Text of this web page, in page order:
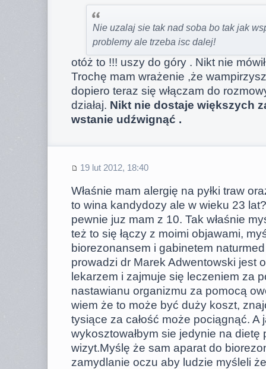
Nie uzalaj sie tak nad soba bo tak jak
problemy ale trzeba isc dalej!
otóż to !!! uszy do góry . Nikt nie
Trochę mam wrażenie ,że
dopiero teraz się włączam do
działaj. Nikt nie dostaje większych
wstanie udźwignąć .
19 lut 2012, 18:40
Właśnie mam alergię na pyłki traw
to wina kandydozy ale w wieku 23
pewnie juz mam z 10. Tak właśnie
też to się łączy z moimi objawami,
biorezonansem i gabinetem
prowadzi dr Marek Adwentowski jest
lekarzem i zajmuje się leczeniem za
nastawianu organizmu za pomocą
wiem że to może być duży koszt,
tysiące za całość może pociągnąć. A
wykosztowałbym sie jedynie na dietę
wizyt.Myślę że sam aparat do
zamydlanie oczu aby ludzie myśleli